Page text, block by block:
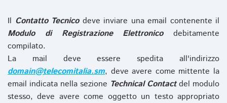
Il Contatto Tecnicodeve inviare una email contenente il
Modulo di Registrazione Elettronicodebitamente
compilato.
La mail deve essere spedita all'indirizzo
domain@telecomitalia.sm, deve avere come mittente la
email indicata nella sezione Technical Contactdel modulo
stesso, deve avere come oggetto un testo appropriato